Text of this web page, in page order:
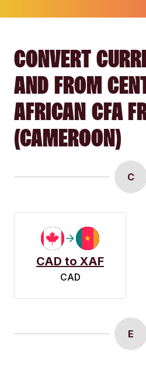
CONVERT
AND FROM
AFRICAN CFA
(CAMEROON)
C
CAD to XAF
CAD
E